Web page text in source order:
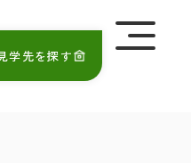
学先を探す
いて、およびご質問